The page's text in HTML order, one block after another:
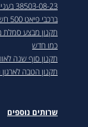
38503-
ברכבי פיאט 500 חשמליים
תקנון מבצע סמלת
כמו חדש
תקנון סוף שנה
תקנון הטבה לארגון
שרותים נוספים